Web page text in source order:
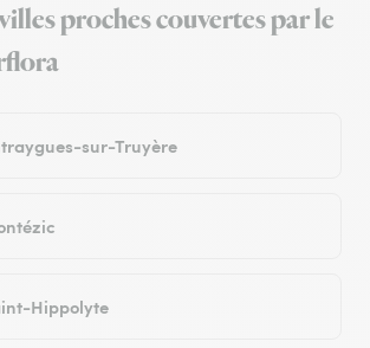
proches couvertes par le
sur-Truyère
Hippolyte